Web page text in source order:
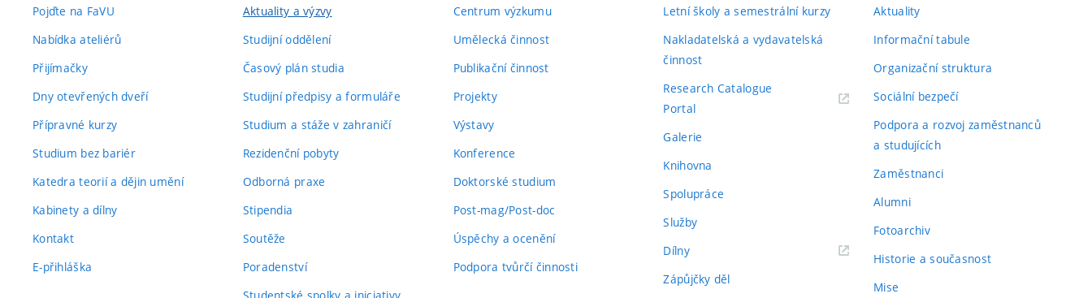
Pojďte na FaVU
Nabídka ateliérů
Přijímačky
Dny otevřených dveří
Přípravné kurzy
Studium bez bariér
Katedra teorií a dějin umění
Kabinety a dílny
Kontakt
E-přihláška
Aktuality a výzvy
Studijní oddělení
Časový plán studia
Studijní předpisy a formuláře
Studium a stáže v zahraničí
Rezidenční pobyty
Odborná praxe
Stipendia
Soutěže
Poradenství
Centrum výzkumu
Umělecká činnost
Publikační činnost
Projekty
Výstavy
Konference
Doktorské studium
Post-mag/Post-doc
Úspěchy a ocenění
Podpora tvůrčí činnosti
Letní školy a semestrální kurzy
Nakladatelská a vydavatelská
činnost
Research Catalogue
Portal
Galerie
Knihovna
Spolupráce
Služby
Dílny
Zápůjčky děl
Aktuality
Informační tabule
Organizační struktura
Sociální bezpečí
Podpora a rozvoj zaměstnanců
a studujících
Zaměstnanci
Alumni
Fotoarchiv
Historie a současnost
Mise